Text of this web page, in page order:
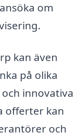
om
kan även
på olika
innovativa
offerter kan
och